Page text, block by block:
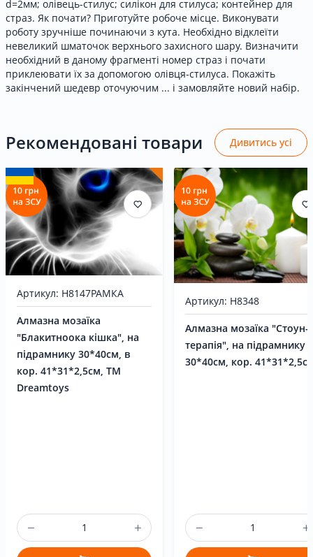
d=2мм; олівець-стилус; силікон для стилуса; контейнер для
страз. Як почати? Приготуйте робоче місце. Виконувати
роботу зручніше починаючи з кута. Необхідно відклеїти
невеликий шматочок верхнього захисного шару. Визначити
необхідний в даному фрагменті номер страз і почати
приклеювати їх за допомогою олівця-стилуса. Покажіть
закінчений шедевр оточуючим ... і замовляйте новий набір.
Рекомендовані товари Дивитись усі
Артикул: H8147РАМКА
Алмазна мозаїка
"Блакитноока кішка", на
підрамнику 30*40см, в
кор. 41*31*2,5см, ТМ
Dreamtoys
Артикул: H8348
Алмазна мозаїка "Стоун-
терапія", на підрамнику
30*40см, кор.